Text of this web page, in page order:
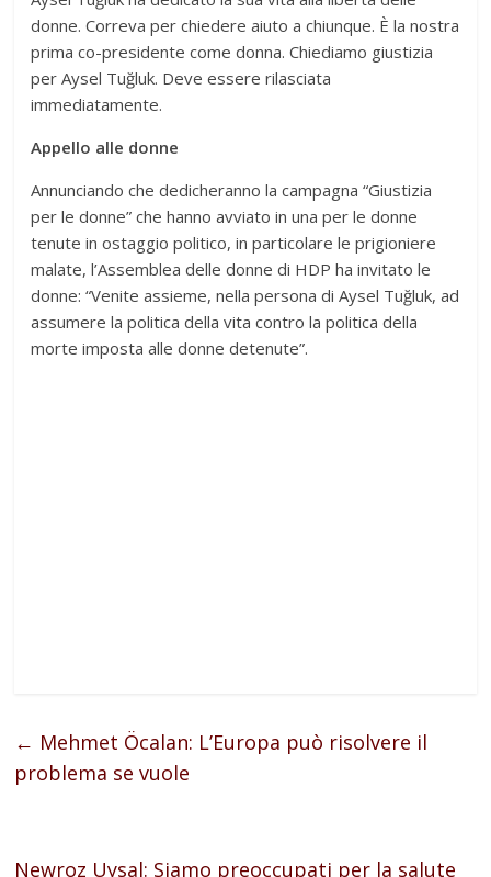
donne. Correva per chiedere aiuto a chiunque. È la nostra
prima co-presidente come donna. Chiediamo giustizia
per Aysel Tuğluk. Deve essere rilasciata
immediatamente.
Appello alle donne
Annunciando che dedicheranno la campagna “Giustizia
per le donne” che hanno avviato in una per le donne
tenute in ostaggio politico, in particolare le prigioniere
malate, l’Assemblea delle donne di HDP ha invitato le
donne: “Venite assieme, nella persona di Aysel Tuğluk, ad
assumere la politica della vita contro la politica della
morte imposta alle donne detenute”.
← Mehmet Öcalan: L’Europa può risolvere il
problema se vuole
Newroz Uysal: Siamo preoccupati per la salute